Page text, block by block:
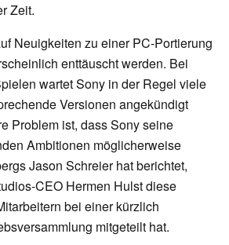
Zeit.
Neuigkeiten zu einer PC-Portierung
enttäuscht werden. Bei
wartet Sony in der Regel viele
Versionen angekündigt
Problem ist, dass Sony seine
Ambitionen möglicherweise
Jason Schreier hat berichtet,
CEO Hermen Hulst diese
bei einer kürzlich
mitgeteilt hat.